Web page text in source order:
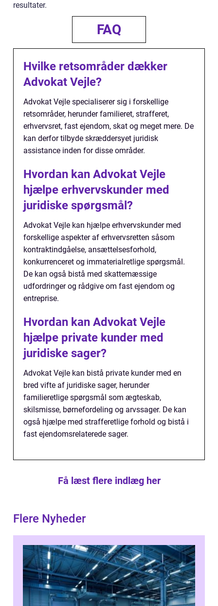
resultater.
FAQ
Hvilke retsområder dækker
Advokat Vejle?
Advokat Vejle specialiserer sig i forskellige
retsområder, herunder familieret, strafferet,
erhvervsret, fast ejendom, skat og meget mere. De
kan derfor tilbyde skræddersyet juridisk
assistance inden for disse områder.
Hvordan kan Advokat Vejle
hjælpe erhvervskunder med
juridiske spørgsmål?
Advokat Vejle kan hjælpe erhvervskunder med
forskellige aspekter af erhvervsretten såsom
kontraktindgåelse, ansættelsesforhold,
konkurrenceret og immaterialretlige spørgsmål.
De kan også bistå med skattemæssige
udfordringer og rådgive om fast ejendom og
entreprise.
Hvordan kan Advokat Vejle
hjælpe private kunder med
juridiske sager?
Advokat Vejle kan bistå private kunder med en
bred vifte af juridiske sager, herunder
familieretlige spørgsmål som ægteskab,
skilsmisse, børnefordeling og arvssager. De kan
også hjælpe med strafferetlige forhold og bistå i
fast ejendomsrelaterede sager.
Få læst flere indlæg her
Flere Nyheder